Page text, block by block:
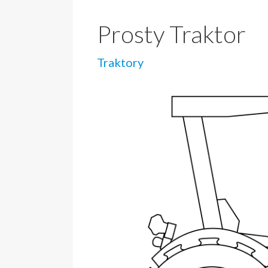
Prosty Traktor
Traktory